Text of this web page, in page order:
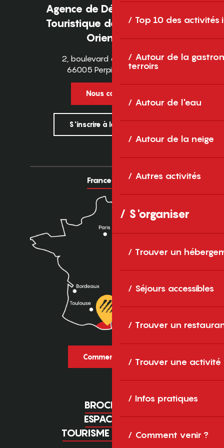
Top 10 des activités
Autour de la
terroirs
Autour de l'eau
Autour de la neige
Autres activités
S'organiser
Trouver un
Séjours accessibles
Trouver un
Trouver une activité
Infos pratiques
Comment venir ?
Agence de Développement
Touristique des Pyrénées-
Orientales
2, boulevard des Pyrénées
66005 Perpignan Cedex
Nous contacter
S'inscrire à la newsletter
France Europe
Comment venir ?
BROCHURES
ESPACE PRO
TOURISME D'AFFAIRES